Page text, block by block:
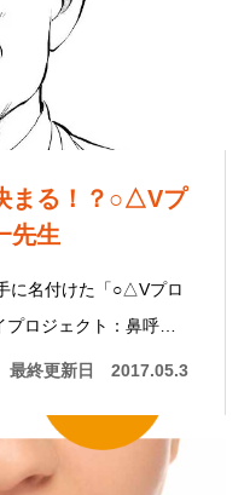
まる！？○△Vプ
先生
に名付けた「○△Vプロ
ロジェクト：鼻呼…
最終更新日 2017.05.3